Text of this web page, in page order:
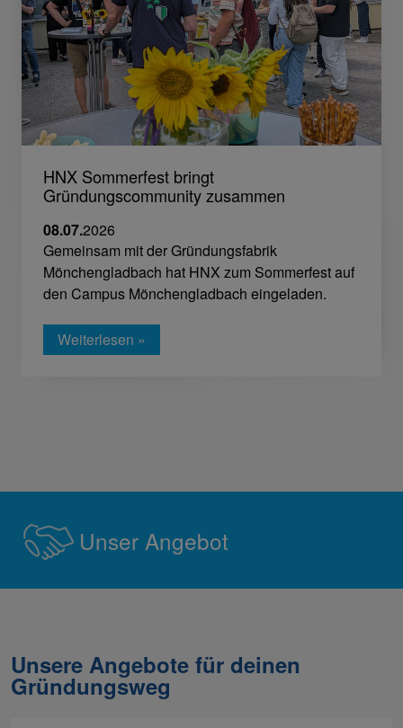
HNX Sommerfest bringt
Gründungscommunity zusammen
08.07.2026
Gemeinsam mit der Gründungsfabrik
Mönchengladbach hat HNX zum Sommerfest auf
den Campus Mönchengladbach eingeladen.
Weiterlesen »
Unser Angebot
Unsere Angebote für deinen
Gründungsweg